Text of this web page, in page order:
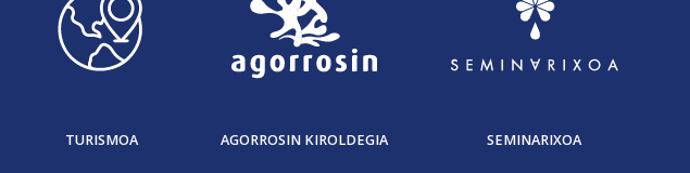
TURISMOA AGORROSIN KIROLDEGIA SEMINARIXOA